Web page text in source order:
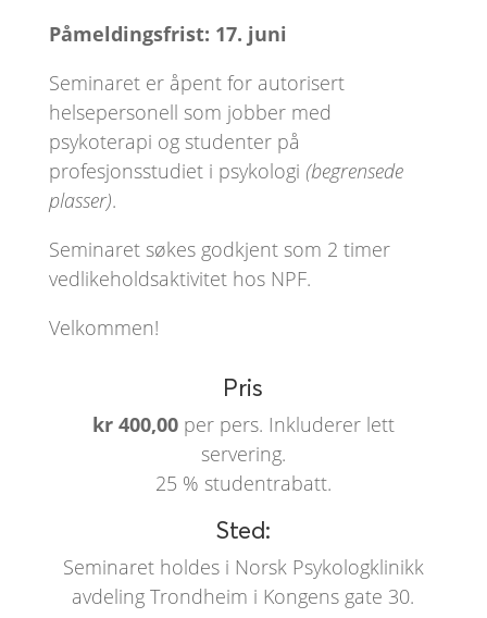
Påmeldingsfrist: 17. juni
Seminaret er åpent for autorisert
helsepersonell som jobber med
psykoterapi og studenter på
profesjonsstudiet i psykologi (begrensede
plasser).
Seminaret søkes godkjent som 2 timer
vedlikeholdsaktivitet hos NPF.
Velkommen!
Pris
kr 400,00per pers. Inkluderer lett
servering.
25 % studentrabatt.
Sted:
Seminaret holdes i Norsk Psykologklinikk
avdeling Trondheim i Kongens gate 30.